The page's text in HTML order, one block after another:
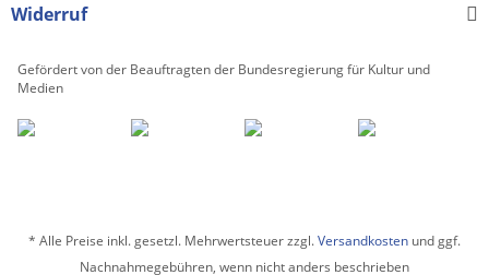
Widerruf
Gefördert von der Beauftragten der Bundesregierung für Kultur und
Medien
* Alle Preise inkl. gesetzl. Mehrwertsteuer zzgl.Versandkosten und ggf.
Nachnahmegebühren, wenn nicht anders beschrieben